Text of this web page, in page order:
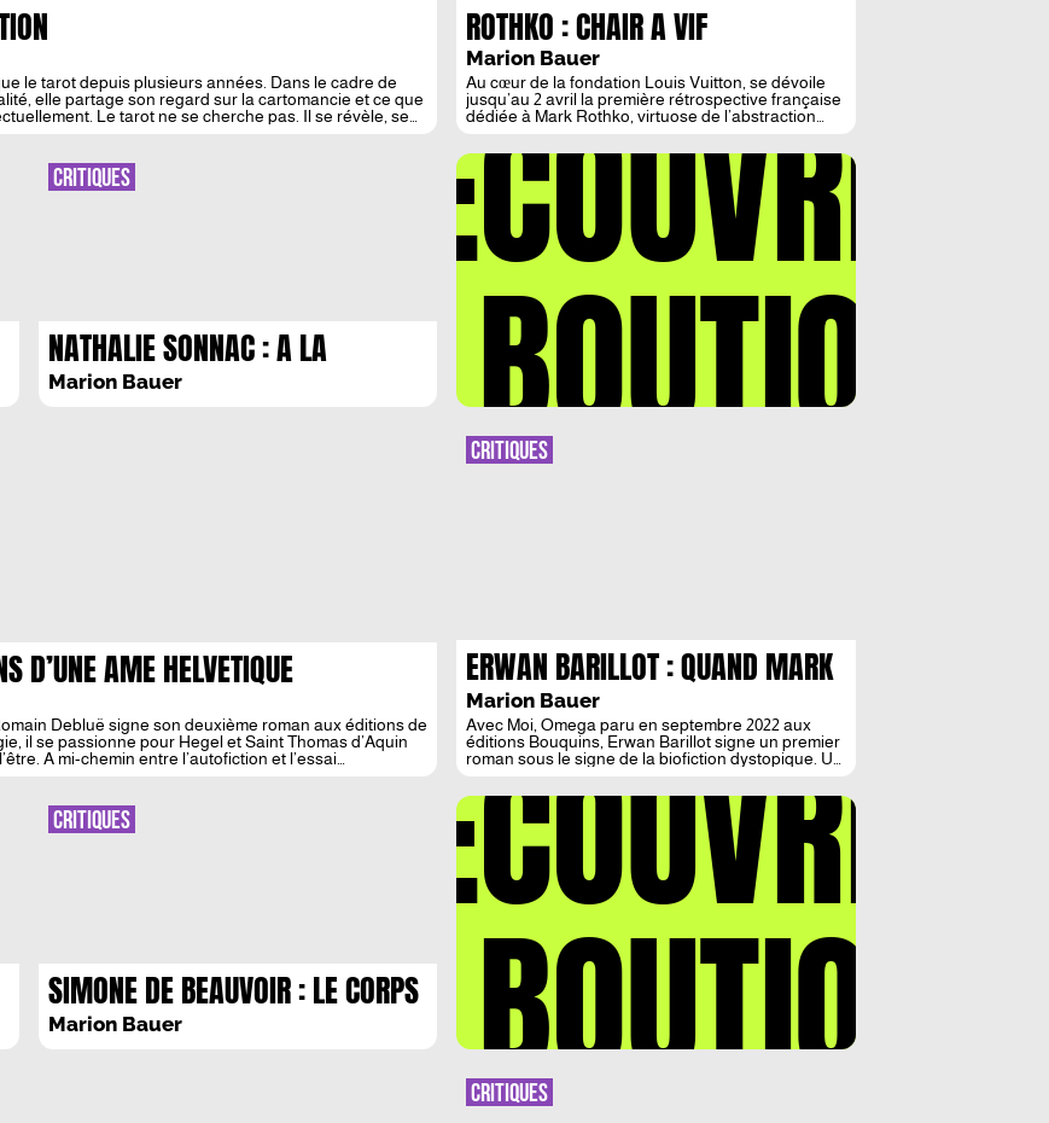
le tarot depuis plusieurs années. Dans le cadre de
elle partage son regard sur la cartomancie et ce que
Le tarot ne se cherche pas. Il se révèle, se
ROTHKO : CHAIR A VIF
Marion Bauer
Au cœur de la fondation Louis Vuitton, se dévoile
jusqu’au 2 avril la première rétrospective française
dédiée à Mark Rothko, virtuose de l’abstraction
l’évolution chronologique des séries picturales de
ce géant iconoclaste. Alors que se tisse lentement
le fantasme de l’exposition Rothko, les passionnés
d’art attendent avec impatience ce […]
NATHALIE SONNAC : A LA
CONQUETE DU FAR WEST
Marion Bauer
CRITIQUES DÉCOUVREZ
LA BOUTIQUE
D’UNE AME HELVETIQUE
Debluë signe son deuxième roman aux éditions de
il se passionne pour Hegel et Saint Thomas d’Aquin
A mi-chemin entre l’autofiction et l’essai
ERWAN BARILLOT : QUAND MARK
ZUCKERBERG RENCONTRE
TEILHARD DE CHARDIN
Marion Bauer
Avec Moi, Omega paru en septembre 2022 aux
éditions Bouquins, Erwan Barillot signe un premier
roman sous le signe de la biofiction dystopique. Un
patrons démiurges de la Silicon Valley. Moi,
Omega se présente comme une dystopie mais se
rapproche en réalité davantage de l’uchronie
biographique. […]
CRITIQUES
SIMONE DE BEAUVOIR : LE CORPS
FEMININ ENTRE MYSTIQUE ET
Marion Bauer
CRITIQUES DÉCOUVREZ
LA BOUTIQUE
CRITIQUES